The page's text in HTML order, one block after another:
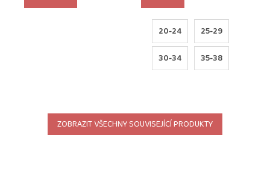
20-24 25-29
30-34 35-38
ZOBRAZIT VŠECHNY SOUVISEJÍCÍ PRODUKTY